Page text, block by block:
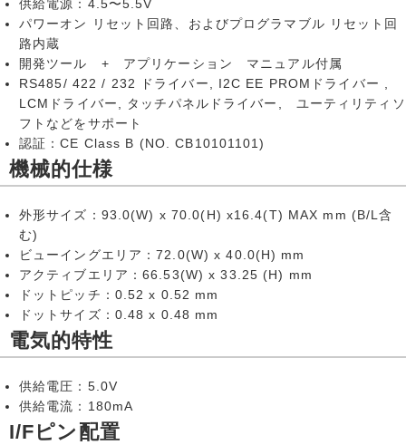
供給電源：4.5〜5.5V
パワーオン リセット回路、およびプログラマブル リセット回
路内蔵
開発ツール + アプリケーション マニュアル付属
RS485/ 422 / 232 ドライバー, I2C EE PROMドライバー ,
LCMドライバー, タッチパネルドライバー, ユーティリティソ
フトなどをサポート
認証：CE Class B (NO. CB10101101)
機械的仕様
外形サイズ：93.0(W) x 70.0(H) x16.4(T) MAX mm (B/L含
む)
ビューイングエリア：72.0(W) x 40.0(H) mm
アクティブエリア：66.53(W) x 33.25 (H) mm
ドットピッチ：0.52 x 0.52 mm
ドットサイズ：0.48 x 0.48 mm
電気的特性
供給電圧：5.0V
供給電流：180mA
I/Fピン配置